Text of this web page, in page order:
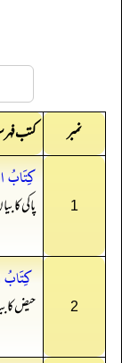
نمبر کتب
1
كِتَابُ
پاکی کا
2
كِتَابُ
حیض کا